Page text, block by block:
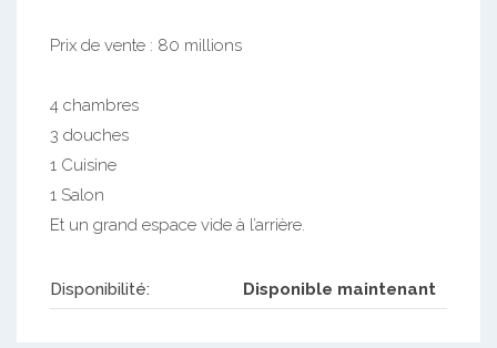
Prix de vente : 80 millions
4 chambres
3 douches
1 Cuisine
1 Salon
Et un grand espace vide à l’arrière.
Disponibilité: Disponible maintenant